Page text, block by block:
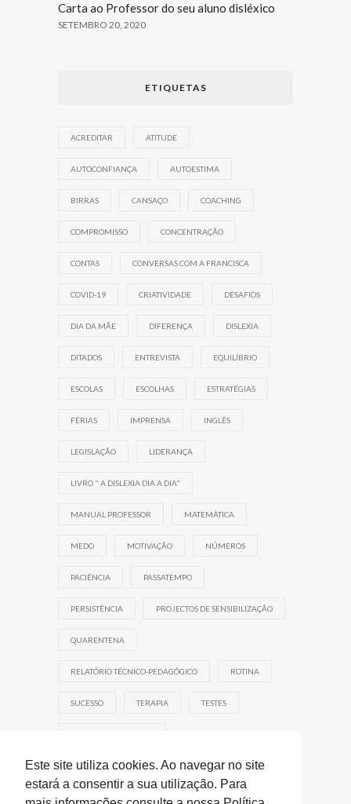
Este site utiliza cookies. Ao navegar no site
estará a consentir a sua utilização. Para
Carta ao Professor do seu aluno disléxico
SETEMBRO 20, 2020
ETIQUETAS
ACREDITAR ATITUDE
AUTOCONFIANÇA AUTOESTIMA
BIRRAS CANSAÇO COACHING
COMPROMISSO CONCENTRAÇÃO
CONTAS CONVERSAS COM A FRANCISCA
COVID-19 CRIATIVIDADE DESAFIOS
DIA DA MÃE DIFERENÇA DISLEXIA
DITADOS ENTREVISTA EQUILÍBRIO
ESCOLAS ESCOLHAS ESTRATÉGIAS
FÉRIAS IMPRENSA INGLÊS
LEGISLAÇÃO LIDERANÇA
LIVRO " A DISLEXIA DIA A DIA"
MANUAL PROFESSOR MATEMÁTICA
MEDO MOTIVAÇÃO NÚMEROS
PACIÊNCIA PASSATEMPO
PERSISTÊNCIA PROJECTOS DE SENSIBILIZAÇÃO
QUARENTENA
RELATÓRIO TÉCNICO-PEDAGÓGICO ROTINA
SUCESSO TERAPIA TESTES